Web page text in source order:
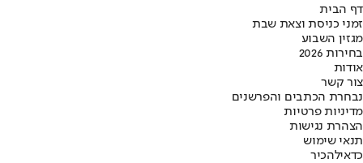
דף הבית
זמני כניסת וצאת שבת
מגזין השבוע
בחירות 2026
אודות
צור קשר
נבחרת הכתבים והפרשנים
מדיניות פרטיות
הצהרת נגישות
תנאי שימוש
כדאילהכיר